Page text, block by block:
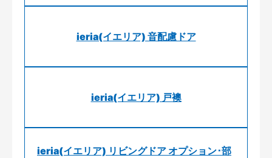
ieria(イエリア) 音配慮ドア
ieria(イエリア) 戸襖
ieria(イエリア) リビングドア オプション･部